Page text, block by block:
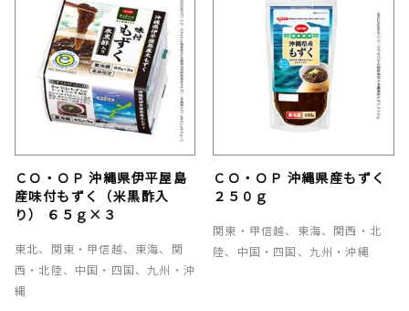
ＣＯ・ＯＰ 沖縄県伊平屋島
産味付もずく（米黒酢入
り） ６５ｇ×３
東北、関東・甲信越、東海、関
西・北陸、中国・四国、九州・沖
縄
ＣＯ・ＯＰ 沖縄県産もずく
２５０ｇ
関東・甲信越、東海、関西・北
陸、中国・四国、九州・沖縄